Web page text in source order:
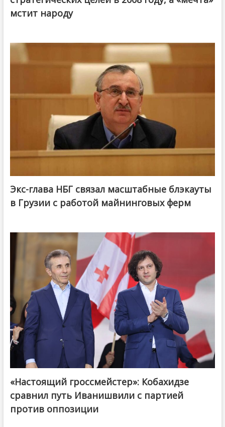
мстит народу
Экс-глава НБГ связал масштабные блэкауты
в Грузии с работой майнинговых ферм
@ქართული ოცნება / Georgian Dream
«Настоящий гроссмейстер»: Кобахидзе
сравнил путь Иванишвили с партией
против оппозиции